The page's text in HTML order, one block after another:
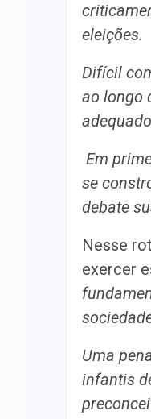
eleições.
Difícil
ao longo
Em
se
debate
Nesse
exercer
Uma
infantis